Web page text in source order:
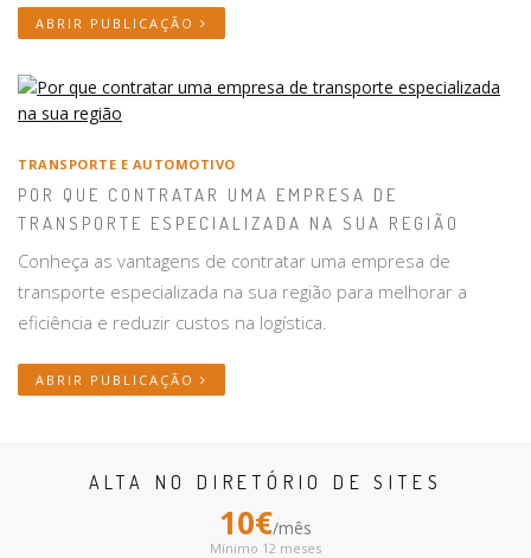
ABRIR PUBLICAÇÃO
TRANSPORTE E AUTOMOTIVO
POR QUE CONTRATAR UMA EMPRESA DE
TRANSPORTE ESPECIALIZADA NA SUA REGIÃO
Conheça as vantagens de contratar uma empresa de
transporte especializada na sua região para melhorar a
eficiência e reduzir custos na logística.
ABRIR PUBLICAÇÃO
ALTA NO DIRETÓRIO DE SITES
10€/mês
Mínimo 12 meses